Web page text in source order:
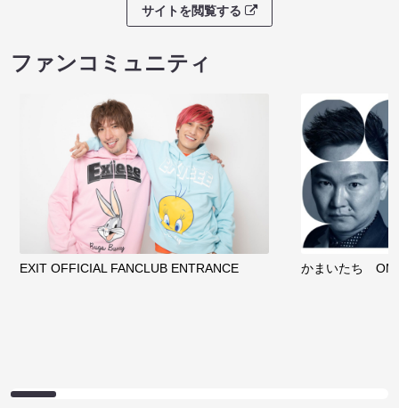
サイトを閲覧する
ファンコミュニティ
EXIT OFFICIAL FANCLUB ENTRANCE かまいたち